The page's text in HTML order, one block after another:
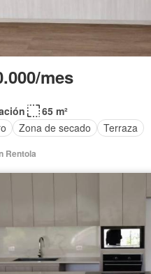
mes
65 m²
Zona de secado Terraza
Rentola